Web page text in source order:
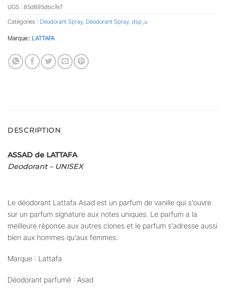
UGS : 85d895dbc7e7
Catégories : Déodorant Spray, Déodorant Spray, dsp_u
Marque:: LATTAFA
DESCRIPTION
ASSAD de LATTAFA
Deodorant – UNISEX
Le déodorant Lattafa Asad est un parfum de vanille qui s’ouvre
sur un parfum signature aux notes uniques. Le parfum a la
meilleure réponse aux autres clones et le parfum s’adresse aussi
bien aux hommes qu’aux femmes.
Marque : Lattafa
Déodorant parfumé : Asad